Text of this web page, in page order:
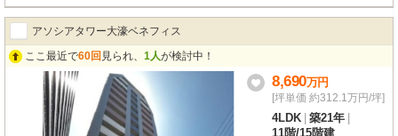
暖房など快適設備も充実！コンシェルジュサービスやフィットネス施設など共
用施設も充実しており、大切なペットとの暮らしもご相談いただけます♪駐車
場は2台確保済みなのも嬉しいポイント！憧れのタワーマンションで、豊かな
毎日をぜひご体験ください♪
アソシアタワー大濠ベネフィス
ここ最近で60回 見られ、 1人が検討中！
8,690万円
[坪単価 約312.1万円/坪]
4LDK 築21年
11階/15階建